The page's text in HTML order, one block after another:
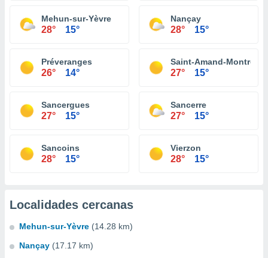
Mehun-sur-Yèvre
28° 15°
Nançay
28° 15°
Préveranges
26° 14°
Saint-Amand-Montrond
27° 15°
Sancergues
27° 15°
Sancerre
27° 15°
Sancoins
28° 15°
Vierzon
28° 15°
Localidades cercanas
Mehun-sur-Yèvre (14.28 km)
Nançay (17.17 km)